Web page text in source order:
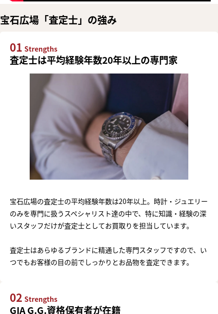
宝石広場「査定士」の強み
01 Strengths
査定士は平均経験年数20年以上の専門家
宝石広場の査定士の平均経験年数は20年以上。時計・ジュエリー
のみを専門に扱うスペシャリスト達の中で、特に知識・経験の深
いスタッフだけが査定士としてお買取りを担当しています。
査定士はあらゆるブランドに精通した専門スタッフですので、い
つでもお客様の目の前でしっかりとお品物を査定できます。
02 Strengths
GIA G.G.資格保有者が在籍